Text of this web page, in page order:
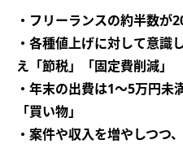
・フリーランスの約半数が
・各種値上げに対して意識
え「節税」「固定費削減」
・年末の出費は1～5万円
「買い物」
・案件や収入を増やしつつ